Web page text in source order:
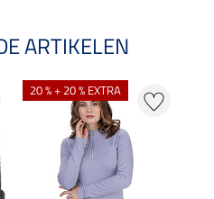
ARTIKELEN
20 % + 20 % EXTRA